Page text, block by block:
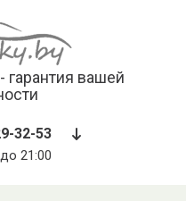
гарантия вашей
32-53
21:00